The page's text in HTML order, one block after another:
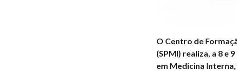
O Centro de
(SPMI) realiza, a 8 e
em Medicina